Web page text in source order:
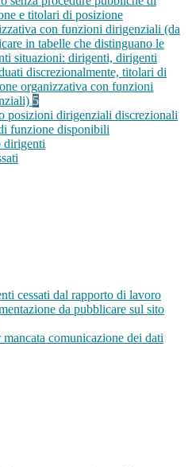
e titolari di posizione
con funzioni dirigenziali (da
in tabelle che distinguano le
situazioni: dirigenti, dirigenti
discrezionalmente, titolari di
organizzativa con funzioni
5
posizioni dirigenziali discrezionali
funzione disponibili
dirigenti
cessati dal rapporto di lavoro
da pubblicare sul sito
mancata comunicazione dei dati